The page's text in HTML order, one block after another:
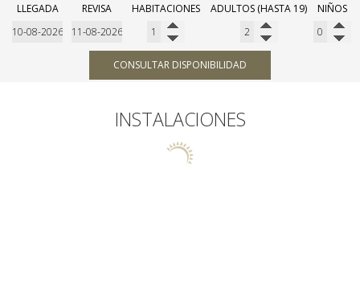
LLEGADA REVISA HABITACIONES ADULTOS (HASTA 19) NIÑOS
CONSULTAR DISPONIBILIDAD
INSTALACIONES